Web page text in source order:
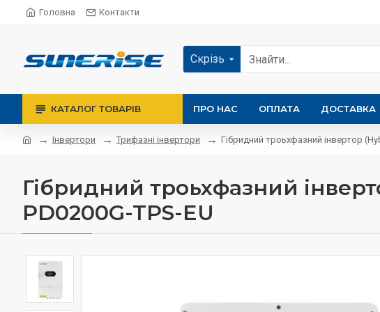
Головна Контакти
Скрізь
КАТАЛОГ ТОВАРІВ ПРО НАС ОПЛАТА ДОСТАВКА
Інвертори Трифазні інвертори Гібридний троьхфазний інвертор
Гібридний троьхфазний
PD0200G-TPS-EU